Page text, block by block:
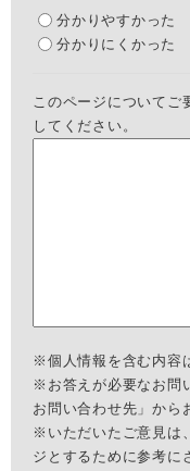
分かりやすかった
分かりにくかった
このページについてご
してください。
※個人情報を含む内容
※お答えが必要なお問
お問い合わせ先」から
※いただいたご意見は
ジとするために参考に